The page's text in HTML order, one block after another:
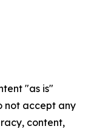
"as is"
not accept any
content,